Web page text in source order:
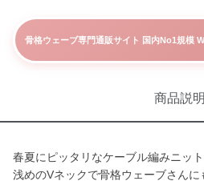
骨格ウェーブ専門通販サイト 国内No1規模
商品説明
春夏にピッタリなケーブル編みニット
浅めのVネックで骨格ウェーブさんに